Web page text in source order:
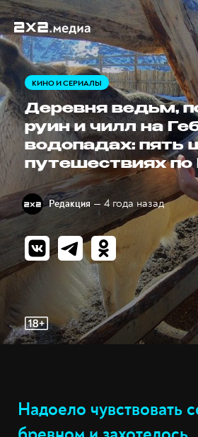
КИНО И СЕРИАЛЫ
Деревня ведьм,
руин и чилл на
водопадах: пять
путешествиях по
Редакция — 4 года назад
Надоело чувствовать